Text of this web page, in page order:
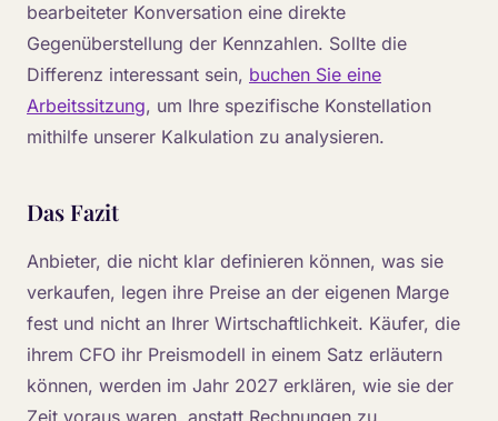
bearbeiteter Konversation eine direkte
Gegenüberstellung der Kennzahlen. Sollte die
Differenz interessant sein, buchen Sie eine
Arbeitssitzung, um Ihre spezifische Konstellation
mithilfe unserer Kalkulation zu analysieren.
Das Fazit
Anbieter, die nicht klar definieren können, was sie
verkaufen, legen ihre Preise an der eigenen Marge
fest und nicht an Ihrer Wirtschaftlichkeit. Käufer, die
ihrem CFO ihr Preismodell in einem Satz erläutern
können, werden im Jahr 2027 erklären, wie sie der
Zeit voraus waren, anstatt Rechnungen zu